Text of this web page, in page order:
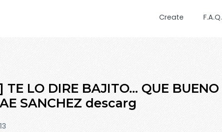
Create F.A.Q.
LO DIRE BAJITO... QUE BUENO
SANCHEZ descarg